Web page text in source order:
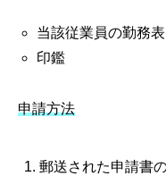
当該従業員の勤務
印鑑
申請方法
郵送された申請書